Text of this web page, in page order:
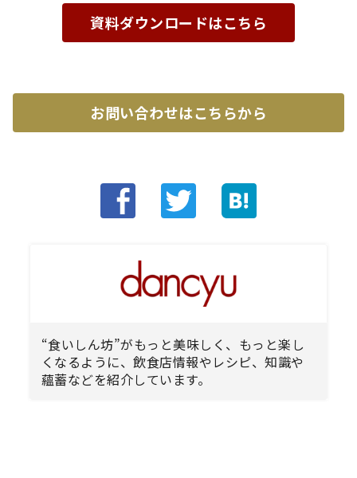
資料ダウンロードはこちら
お問い合わせはこちらから
“食いしん坊”がもっと美味しく、もっと楽し
くなるように、飲食店情報やレシピ、知識や
蘊蓄などを紹介しています。